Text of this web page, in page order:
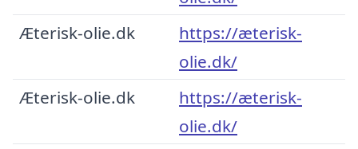
Æterisk-olie.dk
https://æterisk-
olie.dk/
Æterisk-olie.dk
https://æterisk-
olie.dk/